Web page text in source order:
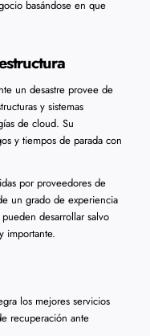
basándose en que
un desastre provee de
y sistemas
de cloud. Su
y tiempos de parada con
por proveedores de
un grado de experiencia
desarrollar salvo
importante.
los mejores servicios
recuperación ante